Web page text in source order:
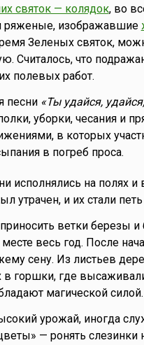
святок — колядок, во
ряженые, изображавшие
Зеленых святок,
Считалось, что
полевых работ.
песни «Ты удайся,
уборки, чесания и
в которых
в погреб проса.
исполнялись на
утрачен, и их стали
ветки березы
весь год. После
сену. Из листьев
горшки, где
магической силой.
урожай, иногда
— ронять слезинки